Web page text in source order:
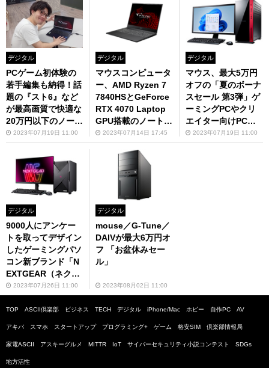
デジタル
PCゲーム初体験の
若手編集も納得！話
題の『スト6』など
が最高画質で快適な
20万円以下のノート
PC2023年07月19日 11:00
デジタル
マウスコンピュータ
ー、AMD Ryzen 7
7840HSとGeForce
RTX 4070 Laptop
GPU搭載のノートP
C「G-Tune E6」発
売
2023年07月14日 17:45
デジタル
マウス、最大5万円
オフの「夏のボーナ
スセール 第3弾」ゲ
ーミングPCやクリ
エイター向けPCが
安い2023年07月19日 11:00
デジタル
9000人にアンケー
トを取ってデザイン
したゲーミングパソ
コン新ブランド「N
EXTGEAR（ネクス
トギア）」
2023年07月26日 11:00
デジタル
mouse／G-Tune／
DAIVが最大6万円オ
フ 「お盆休みセー
ル」
2023年08月02日 11:00
TOP ASCII倶楽部 ビジネス TECH デジタル iPhone/Mac ホビー 自作PC AV
アキバ スマホ スタートアップ プログラミング+ ゲーム 格安SIM 倶楽部情報局
家電ASCII アスキーグルメ MITTR IoT サイバーセキュリティ小説コンテスト SDGs
地方活性